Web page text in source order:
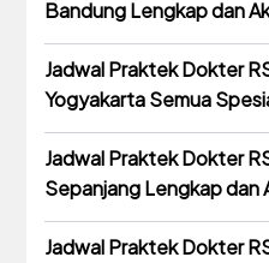
Bandung Lengkap dan
Jadwal Praktek Dokter
Yogyakarta Semua
Jadwal Praktek Dokter
Sepanjang Lengkap dan
Jadwal Praktek Dokter